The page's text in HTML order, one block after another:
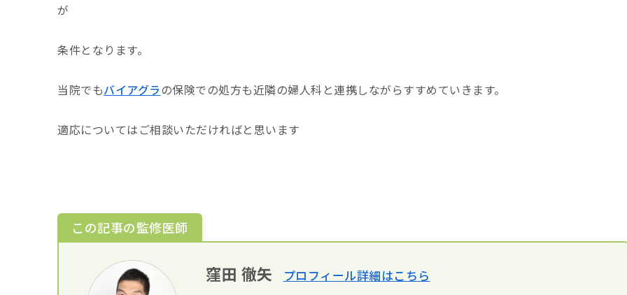
が
条件となります。
当院でもバイアグラ の保険での処方も近隣の婦人科と連携しながらすすめていきます。
適応についてはご相談いただければと思います
この記事の監修医師
窪田 徹矢 プロフィール詳細はこちら